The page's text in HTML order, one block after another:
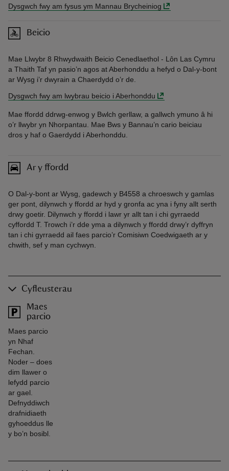
Dysgwch fwy am fysus ym Mannau Brycheiniog
Beicio
Mae Llwybr 8 Rhwydwaith Beicio Cenedlaethol - Lôn Las Cymru
a Thaith Taf yn pasio’n agos at Aberhonddu a hefyd o Dal-y-bont
ar Wysg i’r dwyrain a Chaerdydd o’r de.
Dysgwch fwy am lwybrau beicio i Aberhonddu
Mae ffordd ddrwg-enwog y Bwlch gerllaw, a gallwch ymuno â hi
o’r llwybr yn Nhorpantau. Mae Bws y Bannau’n cario beiciau
dros y haf o Gaerdydd i Aberhonddu.
Ar y ffordd
O Dal-y-bont ar Wysg, gadewch y B4558 a chroeswch y gamlas
ger pont, dilynwch y ffordd ar hyd y gronfa ac yna i fyny allt serth
drwy goetir. Dilynwch y ffordd i lawr yr allt tan i chi gyrraedd
cyffordd T. Trowch i’r dde yma a dilynwch y ffordd drwy’r dyffryn
tan i chi gyrraedd ail faes parcio’r Comisiwn Coedwigaeth ar y
chwith, sef y man cychwyn.
Cyfleusterau
Maes
parcio
Maes parcio
yn Nhaf
Fechan.
Noder – does
dim llawer o
lefydd parcio
ar gael.
Defnyddiwch
drafnidiaeth
gyhoeddus lle
y bo’n bosibl.